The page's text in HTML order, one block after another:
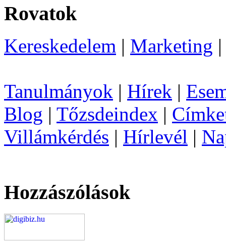
Rovatok
Kereskedelem | Marketing
Tanulmányok | Hírek |
Blog | Tőzsdeindex |
Villámkérdés | Hírlevél |
Hozzászólások